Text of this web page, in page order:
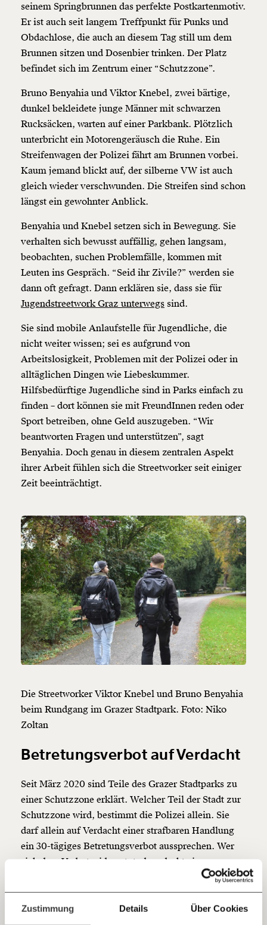
Zustimmung Details Über Cookies
beginnt mit Dir!
funktioniert. Unsere Recherchen sind für alle frei im
so bleiben. Kämpf’ mit uns für den Fortschritt und
unterstütze uns mit Deinem Mitgliedsbeitrag.
Du überweist lieber direkt?
Hier unsere IBAN: AT34 4300 0498 0007 6017
Kontoinhaber: Momentum Institut - Verein für
sozialen Fortschritt
Jetzt
einfach
seinem Springbrunnen das perfekte Postkartenmotiv.
Er ist auch seit langem Treffpunkt für Punks und
Obdachlose, die auch an diesem Tag still um dem
Brunnen sitzen und Dosenbier trinken. Der Platz
befindet sich im Zentrum einer “Schutzzone”.
Bruno Benyahia und Viktor Knebel, zwei bärtige,
dunkel bekleidete junge Männer mit schwarzen
Rucksäcken, warten auf einer Parkbank. Plötzlich
unterbricht ein Motorengeräusch die Ruhe. Ein
Streifenwagen der Polizei fährt am Brunnen vorbei.
Kaum jemand blickt auf, der silberne VW ist auch
gleich wieder verschwunden. Die Streifen sind schon
längst ein gewohnter Anblick.
Benyahia und Knebel setzen sich in Bewegung. Sie
verhalten sich bewusst auffällig, gehen langsam,
beobachten, suchen Problemfälle, kommen mit
Leuten ins Gespräch. “Seid ihr Zivile?” werden sie
dann oft gefragt. Dann erklären sie, dass sie für
Jugendstreetwork Graz unterwegs sind.
Sie sind mobile Anlaufstelle für Jugendliche, die
nicht weiter wissen; sei es aufgrund von
Arbeitslosigkeit, Problemen mit der Polizei oder in
alltäglichen Dingen wie Liebeskummer.
Hilfsbedürftige Jugendliche sind in Parks einfach zu
finden – dort können sie mit FreundInnen reden oder
Sport betreiben, ohne Geld auszugeben. “Wir
beantworten Fragen und unterstützen”, sagt
Benyahia. Doch genau in diesem zentralen Aspekt
ihrer Arbeit fühlen sich die Streetworker seit einiger
Zeit beeinträchtigt.
Die Streetworker Viktor Knebel und Bruno Benyahia
beim Rundgang im Grazer Stadtpark. Foto: Niko
Zoltan
Betretungsverbot auf Verdacht
Seit März 2020 sind Teile des Grazer Stadtparks zu
einer Schutzzone erklärt. Welcher Teil der Stadt zur
Schutzzone wird, bestimmt die Polizei allein. Sie
darf allein auf Verdacht einer strafbaren Handlung
ein 30-tägiges Betretungsverbot aussprechen. Wer
sich dem Verbot widersetzt, dem droht eine
Zweck ist der Schutz von Minderjährigen vor
Personen, von denen anzunehmen ist, dass sie,